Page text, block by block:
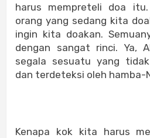
harus mempreteli doa
orang yang sedang kita
ingin kita doakan.
dengan sangat rinci. Ya,
segala sesuatu yang
dan terdeteksi oleh hamba-
Kenapa kok kita harus